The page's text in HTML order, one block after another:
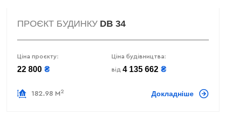
ПРОЄКТ БУДИНКУ DB 34
Ціна проєкту:
22 800 ₴
Ціна будівництва:
від 4 135 662 ₴
182.98 М 2 Докладніше